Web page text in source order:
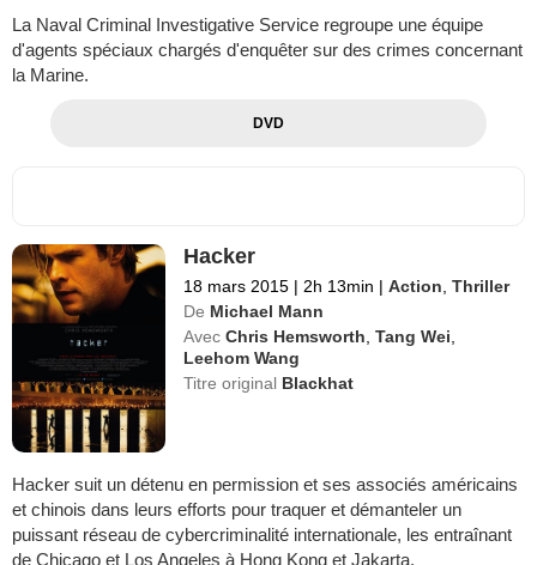
La Naval Criminal Investigative Service regroupe une équipe
d'agents spéciaux chargés d'enquêter sur des crimes concernant
la Marine.
DVD
Hacker
18 mars 2015 | 2h 13min | Action ,Thriller
De Michael Mann
Avec Chris Hemsworth ,Tang Wei
Leehom Wang
Titre original Blackhat
Hacker suit un détenu en permission et ses associés américains
et chinois dans leurs efforts pour traquer et démanteler un
puissant réseau de cybercriminalité internationale, les entraînant
de Chicago et Los Angeles à Hong Kong et Jakarta.